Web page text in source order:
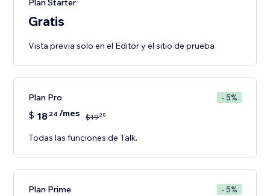
Plan Starter
Gratis
Vista previa solo en el Editor y el sitio de prueba
Plan Pro - 5%
$ 18 24 /mes $1920
Todas las funciones de Talk.
Plan Prime - 5%